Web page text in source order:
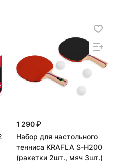
1 290 ₽
Набор для настольного
тенниса KRAFLA S-H200
(ракетки 2шт., мяч 3шт.)